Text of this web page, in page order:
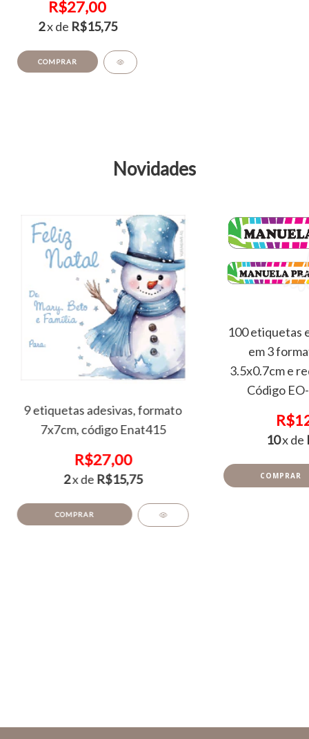
R$27,00
2x de R$15,75
COMPRAR
Novidades
9 etiquetas adesivas, formato
7x7cm, código Enat415
R$27,00
2x de R$15,75
COMPRAR
100 etiquetas
em 3
3.5x0.7cm e
Código
10x de